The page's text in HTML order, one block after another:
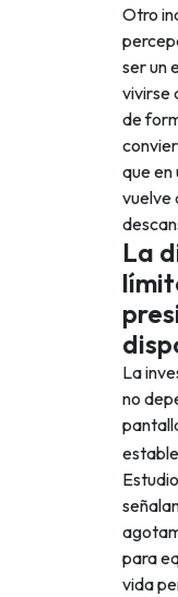
Otro
ser un
vivirse
de
que en
vuelve
La
La
no
para
vida